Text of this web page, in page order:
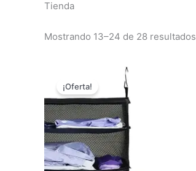
Tienda
Mostrando 13–24 de 28 resultados
¡Oferta!
original
era:
₡20,340.00.